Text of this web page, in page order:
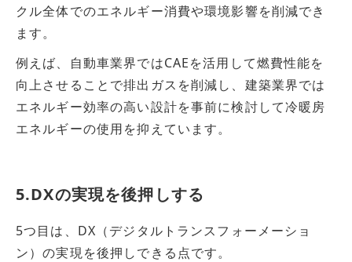
クル全体でのエネルギー消費や環境影響を削減でき
ます。
例えば、自動車業界ではCAEを活用して燃費性能を
向上させることで排出ガスを削減し、建築業界では
エネルギー効率の高い設計を事前に検討して冷暖房
エネルギーの使用を抑えています。
5.DXの実現を後押しする
5つ目は、DX（デジタルトランスフォーメーショ
ン）の実現を後押しできる点です。